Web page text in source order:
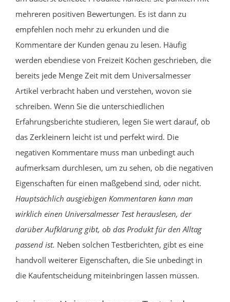
mehreren positiven Bewertungen. Es ist dann zu
empfehlen noch mehr zu erkunden und die
Kommentare der Kunden genau zu lesen. Häufig
werden ebendiese von Freizeit Köchen geschrieben, die
bereits jede Menge Zeit mit dem Universalmesser
Artikel verbracht haben und verstehen, wovon sie
schreiben. Wenn Sie die unterschiedlichen
Erfahrungsberichte studieren, legen Sie wert darauf, ob
das Zerkleinern leicht ist und perfekt wird. Die
negativen Kommentare muss man unbedingt auch
aufmerksam durchlesen, um zu sehen, ob die negativen
Eigenschaften für einen maßgebend sind, oder nicht.
Hauptsächlich ausgiebigen Kommentaren kann man
wirklich einen Universalmesser Test herauslesen, der
darüber Aufklärung gibt, ob das Produkt für den Alltag
passend ist. Neben solchen Testberichten, gibt es eine
handvoll weiterer Eigenschaften, die Sie unbedingt in
die Kaufentscheidung miteinbringen lassen müssen.